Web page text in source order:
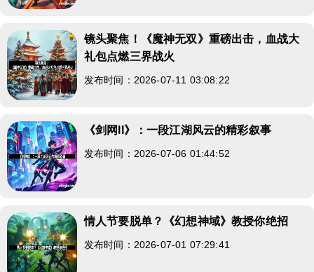
镜头聚焦！《魔神无双》重磅出击，血战大
礼包点燃三界战火
发布时间：2026-07-11 03:08:22
《剑网II》：一段江湖风云的精彩叙事
发布时间：2026-07-06 01:44:52
情人节要脱单？《幻想神域》教授你绝招
发布时间：2026-07-01 07:29:41